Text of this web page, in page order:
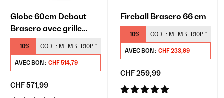
Globe 60cm Debout
Brasero avec grille
Rouiller
-10% CODE: MEMBER10P *
AVEC BON : CHF 514,79
CHF 571,99
Fireball Brasero 66 cm
-10% CODE: MEMBER10P *
AVEC BON : CHF 233,99
CHF 259,99